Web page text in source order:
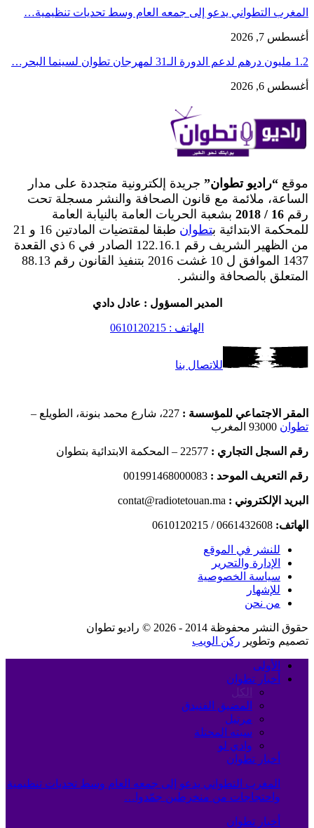
المغرب التطواني يدعو إلى جمعه العام وسط تحديات تنظيمية…
أغسطس 7, 2026
1.2 مليون درهم لدعم الدورة الـ31 لمهرجان تطوان لسينما البحر…
أغسطس 6, 2026
موقع “راديو تطوان” جريدة إلكترونية متجددة على مدار
الساعة، ملائمة مع قانون الصحافة والنشر مسجلة تحت
رقم 16 / 2018
بشعبة الحريات العامة بالنيابة العامة
للمحكمة الابتدائية بتطوان
طبقا لمقتضيات المادتين 16 و 21
من الظهير الشريف رقم 122.16.1 الصادر في 6 ذي القعدة
1437 الموافق ل 10 غشت 2016 بتنفيذ القانون رقم 88.13
المتعلق بالصحافة والنشر.
المدير المسؤول : عادل دادي
الهاتف : 0610120215
للاتصال بنا
المقر الاجتماعي للمؤسسة : 227، شارع محمد بنونة، الطويلع –
تطوان
رقم السجل التجاري : 22577 – المحكمة الابتدائية بتطوان
رقم التعريف الموحد : 001991468000083
البريد الإلكتروني : contat@radiotetouan.ma
الهاتف: 0661432608 / 0610120215
للنشر في الموقع
الإدارة والتحرير
سياسة الخصوصية
للإشهار
من نحن
حقوق النشر محفوظة 2014 - 2026 © راديو تطوان
تصميم وتطوير ركن الويب
الأولى
أخبار تطوان
الكل
المضيق الفنيدق
مرتيل
سبته المحتلة
وادي لو
أخبار تطوان
المغرب التطواني يدعو إلى جمعه العام وسط تحديات تنظيمية
واحتجاجات من منخرطين جمّدوا…
أخبار تطوان